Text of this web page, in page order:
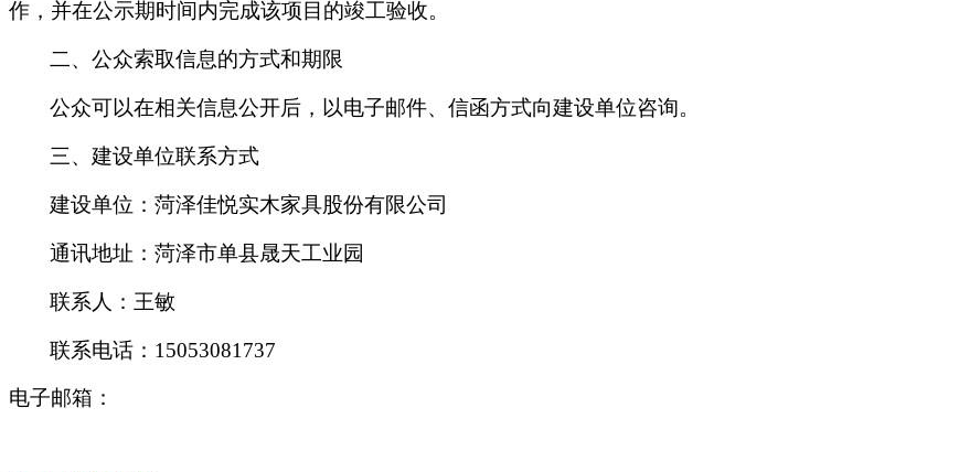
作，并在公示期时间内完成该项目的竣工验收。
二、公众索取信息的方式和期限
公众可以在相关信息公开后，以电子邮件、信函方式向建设单位咨询。
三、建设单位联系方式
建设单位： 菏泽佳悦实木家具股份有限公司
通讯地址： 菏泽市单县晟天工业园
联系人： 王敏
联系电话 ： 15053081737
电子邮箱：